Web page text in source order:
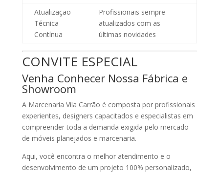
Atualização
Técnica
Contínua
Profissionais sempre
atualizados com as
últimas novidades
CONVITE ESPECIAL
Venha Conhecer Nossa Fábrica e
Showroom
A Marcenaria Vila Carrão é composta por profissionais
experientes, designers capacitados e especialistas em
compreender toda a demanda exigida pelo mercado
de móveis planejados e marcenaria.
Aqui, você encontra o melhor atendimento e o
desenvolvimento de um projeto 100% personalizado,